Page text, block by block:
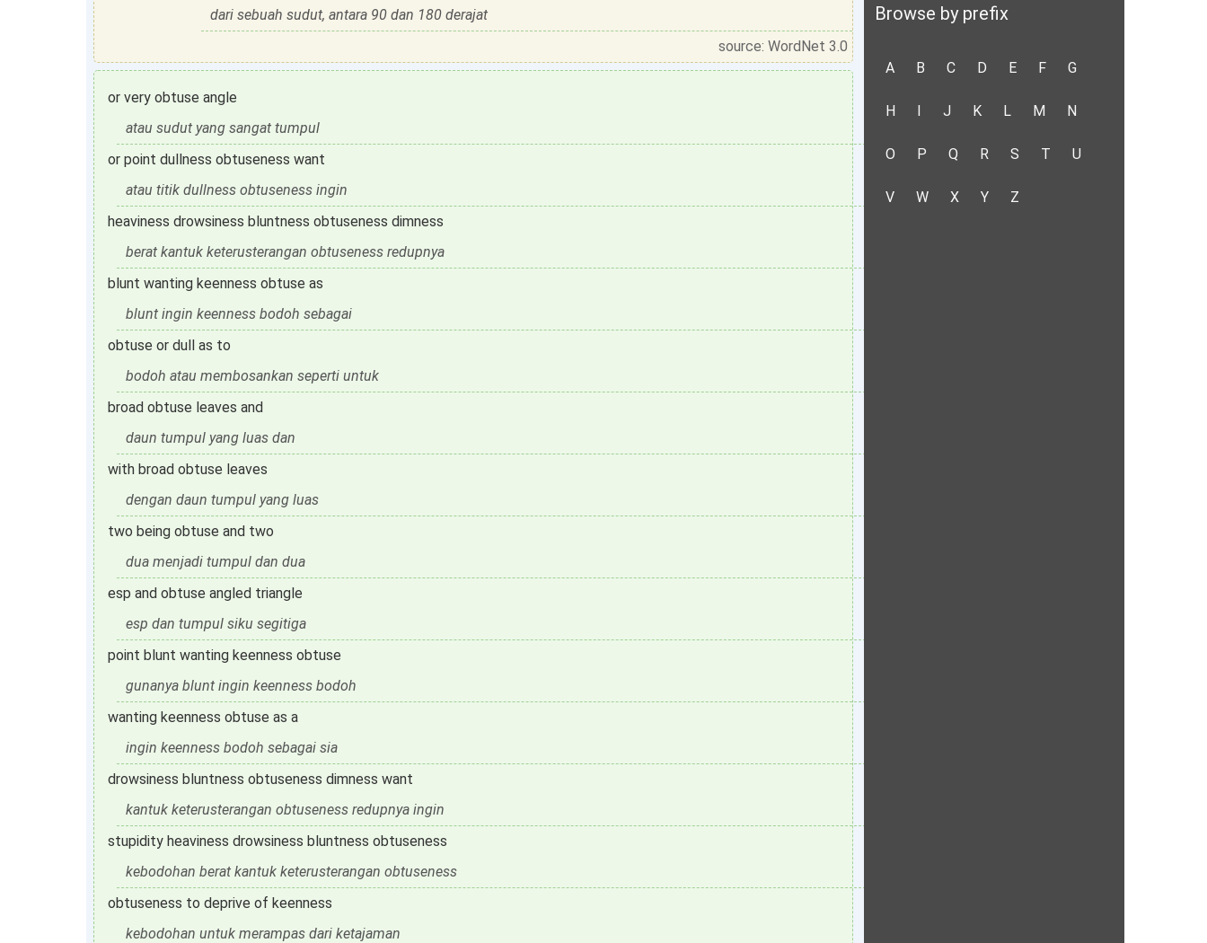
dari sebuah sudut, antara 90 dan 180 derajat
source: WordNet 3.0
or very obtuse angle
atau sudut yang sangat tumpul
or point dullness obtuseness want
atau titik dullness obtuseness ingin
heaviness drowsiness bluntness obtuseness dimness
berat kantuk keterusterangan obtuseness redupnya
blunt wanting keenness obtuse as
blunt ingin keenness bodoh sebagai
obtuse or dull as to
bodoh atau membosankan seperti untuk
broad obtuse leaves and
daun tumpul yang luas dan
with broad obtuse leaves
dengan daun tumpul yang luas
two being obtuse and two
dua menjadi tumpul dan dua
esp and obtuse angled triangle
esp dan tumpul siku segitiga
point blunt wanting keenness obtuse
gunanya blunt ingin keenness bodoh
wanting keenness obtuse as a
ingin keenness bodoh sebagai sia
drowsiness bluntness obtuseness dimness want
kantuk keterusterangan obtuseness redupnya ingin
stupidity heaviness drowsiness bluntness obtuseness
kebodohan berat kantuk keterusterangan obtuseness
obtuseness to deprive of keenness
kebodohan untuk merampas dari ketajaman
Browse by prefix
A B C D E F G
H I J K L M N
O P Q R S T U
V W X Y Z